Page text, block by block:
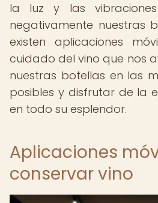
la luz y las
negativamente nuestras
existen aplicaciones
cuidado del vino que nos
nuestras botellas en las
posibles y disfrutar de la
en todo su esplendor.
Aplicaciones
conservar vino